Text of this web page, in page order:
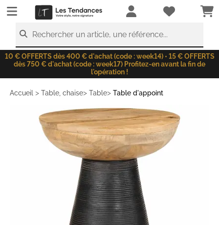
LesTendances.fr
Rechercher un article, une référence...
10 € OFFERTS dès 400 € d'achat (code : week14) • 15 € OFFERTS
dès 750 € d'achat (code : week17) Profitez-en avant la fin de
l'opération !
Accueil > Table, chaise> Table> Table d'appoint